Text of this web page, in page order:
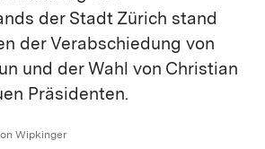
der Stadt Zürich stand
der Verabschiedung von
und der Wahl von Christian
Präsidenten.
Wipkinger